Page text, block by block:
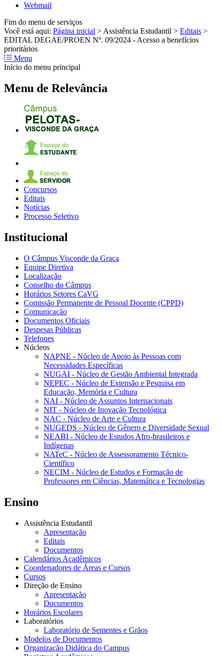
Webmail
Fim do menu de serviços
Você está aqui: Página inicial > Assistência Estudantil > Editais >
EDITAL DEGAE/PROEN Nº. 09/2024 - Acesso a benefícios
prioritários
Menu
Início do menu principal
Menu de Relevância
Concursos
Editais
Notícias
Processo Seletivo
Institucional
O Câmpus Visconde da Graça
Equipe Diretiva
Localização
Conselho do Câmpus
Horários Setores CaVG
Comissão Permanente de Pessoal Docente (CPPD)
Comunicação
Documentos Oficiais
Despesas Públicas
Telefones
Núcleos
NAPNE - Núcleo de Apoio às Pessoas com
Necessidades Específicas
NUGAI - Núcleo de Gestão Ambiental Integrada
NEPEC - Núcleo de Extensão e Pesquisa em
Educação, Memória e Cultura
NAI - Núcleo de Assuntos Internacionais
NIT - Núcleo de Inovação Tecnológica
NAC - Núcleo de Arte e Cultura
NUGEDS - Núcleo de Gênero e Diversidade Sexual
NEABI - Núcleo de Estudos Afro-brasileiros e
Indígenas
NATeC - Núcleo de Assessoramento Técnico-
Científico
NECIM - Núcleo de Estudos e Formação de
Professores em Ciências, Matemática e Tecnologias
Ensino
Assistência Estudantil
Apresentação
Editais
Documentos
Calendários Acadêmicos
Coordenadores de Áreas e Cursos
Cursos
Direção de Ensino
Apresentação
Documentos
Horários Escolares
Laboratórios
Laboratório de Sementes e Grãos
Modelos de Documentos
Organização Didática do Campus